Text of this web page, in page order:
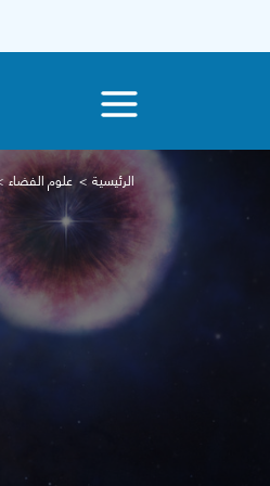
الرئيسية علوم الفضاء